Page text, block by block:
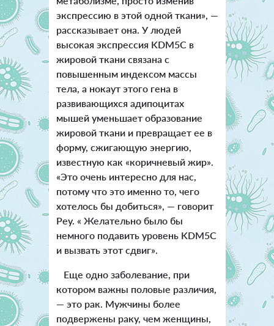
экспрессию в этой одной ткани», —
рассказывает она. У людей
высокая экспрессия KDM5C в
жировой ткани связана с
повышенным индексом массы
тела, а нокаут этого гена в
развивающихся адипоцитах
мышей уменьшает образование
жировой ткани и превращает ее в
форму, сжигающую энергию,
известную как «коричневый жир».
«Это очень интересно для нас,
потому что это именно то, чего
хотелось бы добиться», — говорит
Реу. « Желательно было бы
немного подавить уровень KDM5C
и вызвать этот сдвиг».
Еще одно заболевание, при
котором важны половые различия,
— это рак. Мужчины более
подвержены раку, чем женщины,